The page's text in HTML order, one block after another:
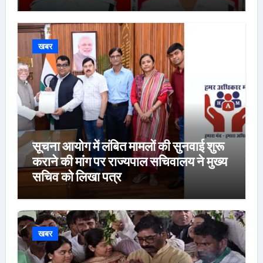
खबर
सूचना आयोग में लंबित मामलों की सुनवाई शुरू
कराने की मांग पर राज्यपाल सचिवालय ने मुख्य
सचिव को लिखा पत्र
खबर